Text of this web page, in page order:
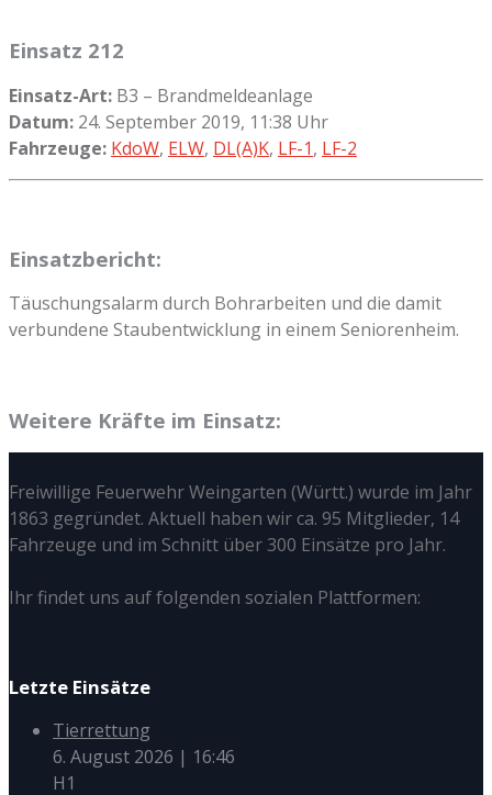
Einsatz 212
Einsatz-Art: B3 – Brandmeldeanlage
Datum: 24. September 2019, 11:38 Uhr
Fahrzeuge: KdoW, ELW, DL(A)K, LF-1, LF-2
Einsatzbericht:
Täuschungsalarm durch Bohrarbeiten und die damit
verbundene Staubentwicklung in einem Seniorenheim.
Weitere Kräfte im Einsatz:
Freiwillige Feuerwehr Weingarten (Württ.) wurde im Jahr
1863 gegründet. Aktuell haben wir ca. 95 Mitglieder, 14
Fahrzeuge und im Schnitt über 300 Einsätze pro Jahr.
Ihr findet uns auf folgenden sozialen Plattformen:
Letzte Einsätze
Tierrettung
6. August 2026 | 16:46
H1